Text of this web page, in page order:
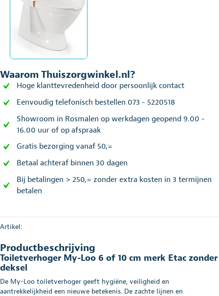
Waarom Thuiszorgwinkel.nl?
Hoge klanttevredenheid door persoonlijk contact
Eenvoudig telefonisch bestellen 073 - 5220518
Showroom in Rosmalen op werkdagen geopend 9.00 -
16.00 uur of op afspraak
Gratis bezorging vanaf 50,=
Betaal achteraf binnen 30 dagen
Bij betalingen > 250,= zonder extra kosten in 3 termijnen
betalen
Artikel:
Productbeschrijving
Toiletverhoger My-Loo 6 of 10 cm merk Etac zonder
deksel
De My-Loo toiletverhoger geeft hygiëne, veiligheid en
aantrekkelijkheid een nieuwe betekenis. De zachte lijnen en